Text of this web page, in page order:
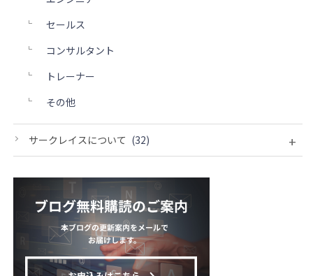
セールス
コンサルタント
トレーナー
その他
+
サークレイスについて (32)